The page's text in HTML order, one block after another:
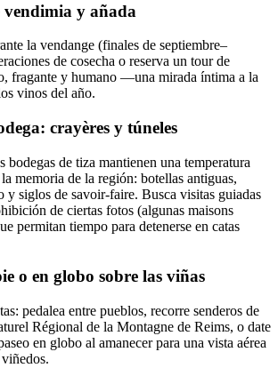
vendimia y añada
la vendange (finales de septiembre–
de cosecha o reserva un tour de
fragante y humano —una mirada íntima a la
vinos del año.
crayères y túneles
bodegas de tiza mantienen una temperatura
memoria de la región: botellas antiguas,
y siglos de savoir-faire. Busca visitas guiadas
de ciertas fotos (algunas maisons
permitan tiempo para detenerse en catas
o en globo sobre las viñas
pedalea entre pueblos, recorre senderos de
Régional de la Montagne de Reims, o date
en globo al amanecer para una vista aérea